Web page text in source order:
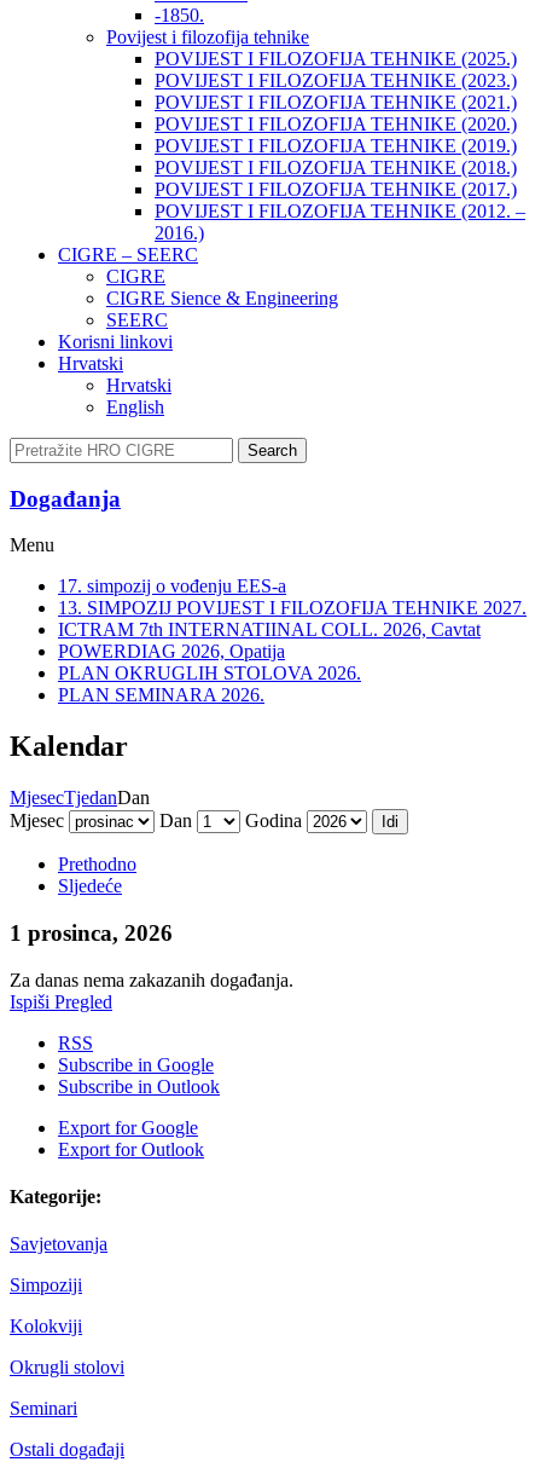
-1850.
Povijest i filozofija tehnike
POVIJEST I FILOZOFIJA TEHNIKE (2025.)
POVIJEST I FILOZOFIJA TEHNIKE (2023.)
POVIJEST I FILOZOFIJA TEHNIKE (2021.)
POVIJEST I FILOZOFIJA TEHNIKE (2020.)
POVIJEST I FILOZOFIJA TEHNIKE (2019.)
POVIJEST I FILOZOFIJA TEHNIKE (2018.)
POVIJEST I FILOZOFIJA TEHNIKE (2017.)
POVIJEST I FILOZOFIJA TEHNIKE (2012. –
2016.)
CIGRE – SEERC
CIGRE
CIGRE Sience & Engineering
SEERC
Korisni linkovi
Hrvatski
Hrvatski
English
Search
Događanja​
Menu
17. simpozij o vođenju EES-a
13. SIMPOZIJ POVIJEST I FILOZOFIJA TEHNIKE 2027.
ICTRAM 7th INTERNATIINAL COLL. 2026, Cavtat
POWERDIAG 2026, Opatija
PLAN OKRUGLIH STOLOVA 2026.
PLAN SEMINARA 2026.
Kalendar
MjesecTjedanDan
Mjesec
Dan Godina
Prethodno
Sljedeće
1 prosinca, 2026
Za danas nema zakazanih događanja.
Ispiši Pregled
RSS
Subscribe in Google
Subscribe in Outlook
Export forGoogle
Export forOutlook
Kategorije:
Savjetovanja
Simpoziji
Kolokviji
Okrugli stolovi
Seminari
Ostali događaji